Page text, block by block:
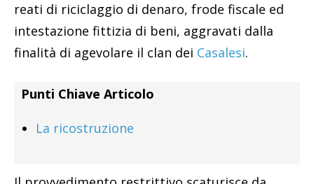
reati di riciclaggio di denaro, frode fiscale ed
intestazione fittizia di beni, aggravati dalla
finalità di agevolare il clan dei Casalesi.
Punti Chiave Articolo
La ricostruzione